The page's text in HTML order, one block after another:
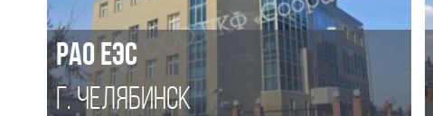
РАО ЕЭС
Г. ЧЕЛЯБИНСК